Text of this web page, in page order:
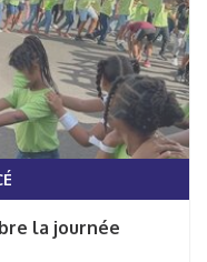
la journée